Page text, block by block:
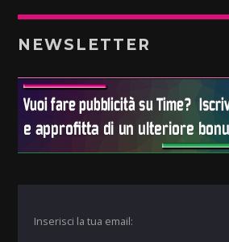
NEWSLETTER
Inserisci la tua email: